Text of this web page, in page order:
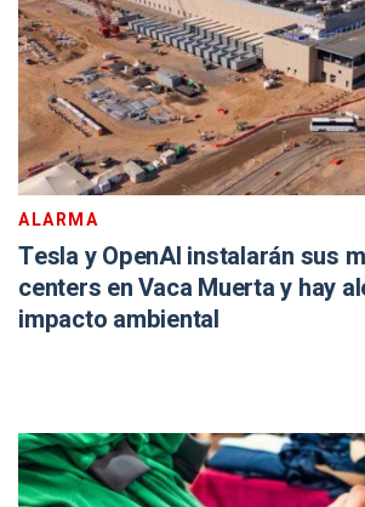
ALARMA
Tesla y OpenAI instalarán sus
centers en Vaca Muerta y hay
impacto ambiental